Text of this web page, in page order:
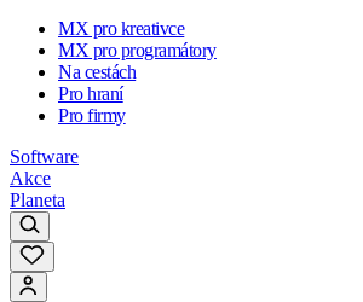
MX pro kreativce
MX pro programátory
Na cestách
Pro hraní
Pro firmy
Software
Akce
Planeta